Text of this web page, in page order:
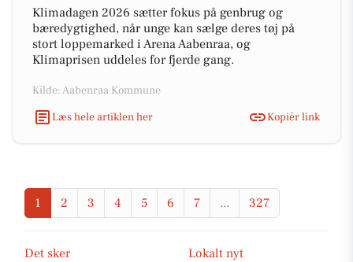
Klimadagen 2026 sætter fokus på genbrug og
bæredygtighed, når unge kan sælge deres tøj på
stort loppemarked i Arena Aabenraa, og
Klimaprisen uddeles for fjerde gang.
Kilde: Aabenraa Kommune
Læs hele artiklen her
Kopiér link
1 2 3 4 5 6 7 ... 327
Det sker
Lokalt nyt